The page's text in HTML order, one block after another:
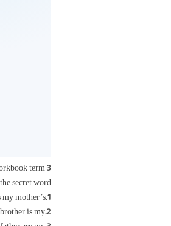
term 3
secret word!
1.My mother’s mother is my __________.4.My father is my mother’s __________.
2.My parents’ child is their daughter or __________.5.My mother’s brother is my __________.